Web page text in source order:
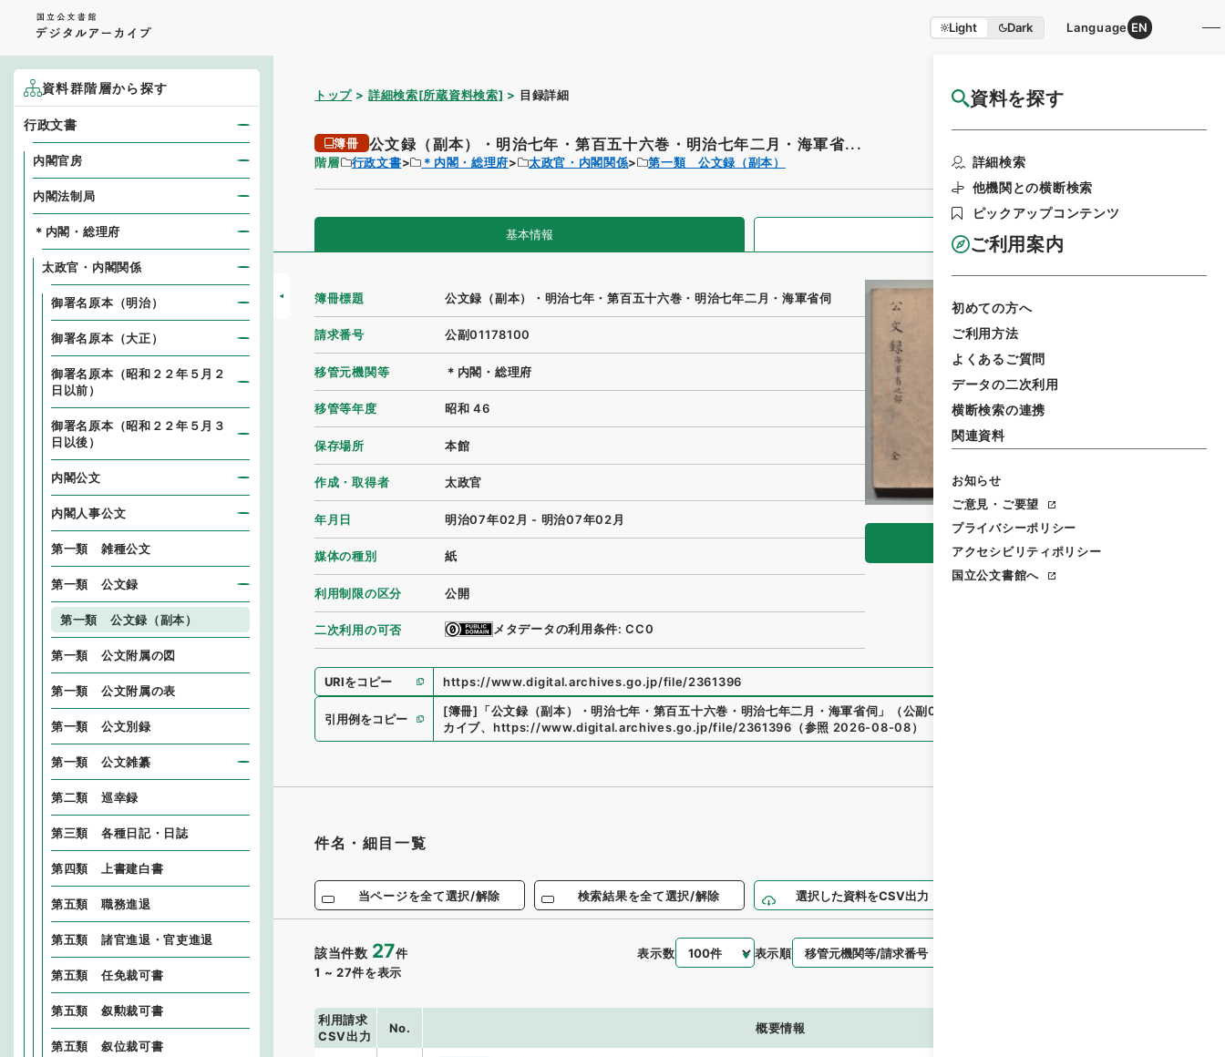
Light Dark Language EN
資料を探す
詳細検索
他機関との横断検索
ピックアップコンテンツ
ご利用案内
初めての方へ
ご利用方法
よくあるご質問
データの二次利用
横断検索の連携
関連資料
お知らせ
ご意見・ご要望
プライバシーポリシー
アクセシビリティポリシー
国立公文書館へ
トップ 詳細検索[所蔵資料検索] 目録詳細 国立公文書館HP利用案内
簿冊 公文録（副本）・明治七年・第百五十六巻・明治七年二月・海軍省...
階層 行政文書 ＊内閣・総理府 太政官・内閣関係 第一類 公文録（副本）
基本情報 全ての情報
閲覧
簿冊標題 公文録（副本）・明治七年・第百五十六巻・明治七年二月・海軍省伺
請求番号 公副01178100
移管元機関等 ＊内閣・総理府
移管等年度 昭和 46
保存場所 本館
作成・取得者 太政官
年月日 明治07年02月 - 明治07年02月
媒体の種別 紙
利用制限の区分 公開
二次利用の可否 メタデータの利用条件: CC0
URIをコピー https://www.digital.archives.go.jp/file/2361396
引用例をコピー
[簿冊] 「公文録（副本）・明治七年・第百五十六巻・明治七年二月・海軍省伺 」 （公副01178100
カイブ、 https://www.digital.archives.go.jp/file/2361396 （参照 2026-08-08）
件名・細目一覧
当ページを全て選択/解除 検索結果を全て選択/解除 選択した資料をCSV出力
該当件数 27件
1 ~ 27件を表示
表示数 表示順
利用請求
CSV出力
No. 概要情報
資料群階層から探す
行政文書
内閣官房
内閣法制局
＊内閣・総理府
太政官・内閣関係
御署名原本（明治）
御署名原本（大正）
御署名原本（昭和２２年５月２
日以前）
御署名原本（昭和２２年５月３
日以後）
内閣公文
内閣人事公文
第一類 雑種公文
第一類 公文録
第一類 公文録（副本）
第一類 公文附属の図
第一類 公文附属の表
第一類 公文別録
第一類 公文雑纂
第二類 巡幸録
第三類 各種日記・日誌
第四類 上書建白書
第五類 職務進退
第五類 諸官進退・官吏進退
第五類 任免裁可書
第五類 叙勲裁可書
第五類 叙位裁可書